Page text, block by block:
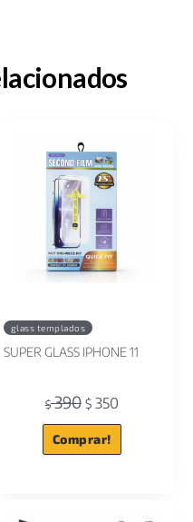
glass templados
SUPER GLASS IPHONE 11
$390 $350
Comprar!